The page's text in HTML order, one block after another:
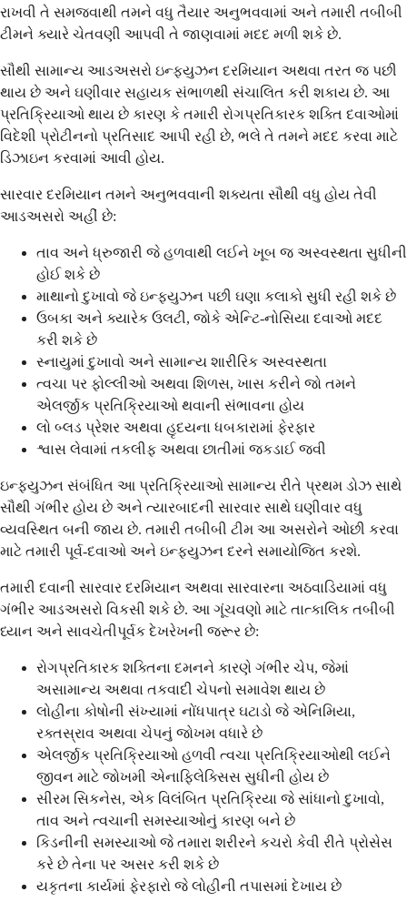
રાખવી તે સમજવાથી તમને વધુ તૈયાર અનુભવવામાં અને તમારી તબીબી
ટીમને ક્યારે ચેતવણી આપવી તે જાણવામાં મદદ મળી શકે છે.
સૌથી સામાન્ય આડઅસરો ઇન્ફ્યુઝન દરમિયાન અથવા તરત જ પછી
થાય છે અને ઘણીવાર સહાયક સંભાળથી સંચાલિત કરી શકાય છે. આ
પ્રતિક્રિયાઓ થાય છે કારણ કે તમારી રોગપ્રતિકારક શક્તિ દવાઓમાં
વિદેશી પ્રોટીનનો પ્રતિસાદ આપી રહી છે, ભલે તે તમને મદદ કરવા માટે
ડિઝાઇન કરવામાં આવી હોય.
સારવાર દરમિયાન તમને અનુભવવાની શક્યતા સૌથી વધુ હોય તેવી
આડઅસરો અહીં છે:
તાવ અને ધ્રુજારી જે હળવાથી લઈને ખૂબ જ અસ્વસ્થતા સુધીની
હોઈ શકે છે
માથાનો દુખાવો જે ઇન્ફ્યુઝન પછી ઘણા કલાકો સુધી રહી શકે છે
ઉબકા અને ક્યારેક ઉલટી, જોકે એન્ટિ-નોસિયા દવાઓ મદદ
કરી શકે છે
સ્નાયુમાં દુખાવો અને સામાન્ય શારીરિક અસ્વસ્થતા
ત્વચા પર ફોલ્લીઓ અથવા શિળસ, ખાસ કરીને જો તમને
એલર્જીક પ્રતિક્રિયાઓ થવાની સંભાવના હોય
લો બ્લડ પ્રેશર અથવા હૃદયના ધબકારામાં ફેરફાર
શ્વાસ લેવામાં તકલીફ અથવા છાતીમાં જકડાઈ જવી
ઇન્ફ્યુઝન સંબંધિત આ પ્રતિક્રિયાઓ સામાન્ય રીતે પ્રથમ ડોઝ સાથે
સૌથી ગંભીર હોય છે અને ત્યારબાદની સારવાર સાથે ઘણીવાર વધુ
વ્યવસ્થિત બની જાય છે. તમારી તબીબી ટીમ આ અસરોને ઓછી કરવા
માટે તમારી પૂર્વ-દવાઓ અને ઇન્ફ્યુઝન દરને સમાયોજિત કરશે.
તમારી દવાની સારવાર દરમિયાન અથવા સારવારના અઠવાડિયામાં વધુ
ગંભીર આડઅસરો વિકસી શકે છે. આ ગૂંચવણો માટે તાત્કાલિક તબીબી
ધ્યાન અને સાવચેતીપૂર્વક દેખરેખની જરૂર છે:
રોગપ્રતિકારક શક્તિના દમનને કારણે ગંભીર ચેપ, જેમાં
અસામાન્ય અથવા તકવાદી ચેપનો સમાવેશ થાય છે
લોહીના કોષોની સંખ્યામાં નોંધપાત્ર ઘટાડો જે એનિમિયા,
રક્તસ્રાવ અથવા ચેપનું જોખમ વધારે છે
એલર્જીક પ્રતિક્રિયાઓ હળવી ત્વચા પ્રતિક્રિયાઓથી લઈને
જીવન માટે જોખમી એનાફિલેક્સિસ સુધીની હોય છે
સીરમ સિકનેસ, એક વિલંબિત પ્રતિક્રિયા જે સાંધાનો દુખાવો,
તાવ અને ત્વચાની સમસ્યાઓનું કારણ બને છે
કિડનીની સમસ્યાઓ જે તમારા શરીરને કચરો કેવી રીતે પ્રોસેસ
કરે છે તેના પર અસર કરી શકે છે
યકૃતના કાર્યમાં ફેરફારો જે લોહીની તપાસમાં દેખાય છે